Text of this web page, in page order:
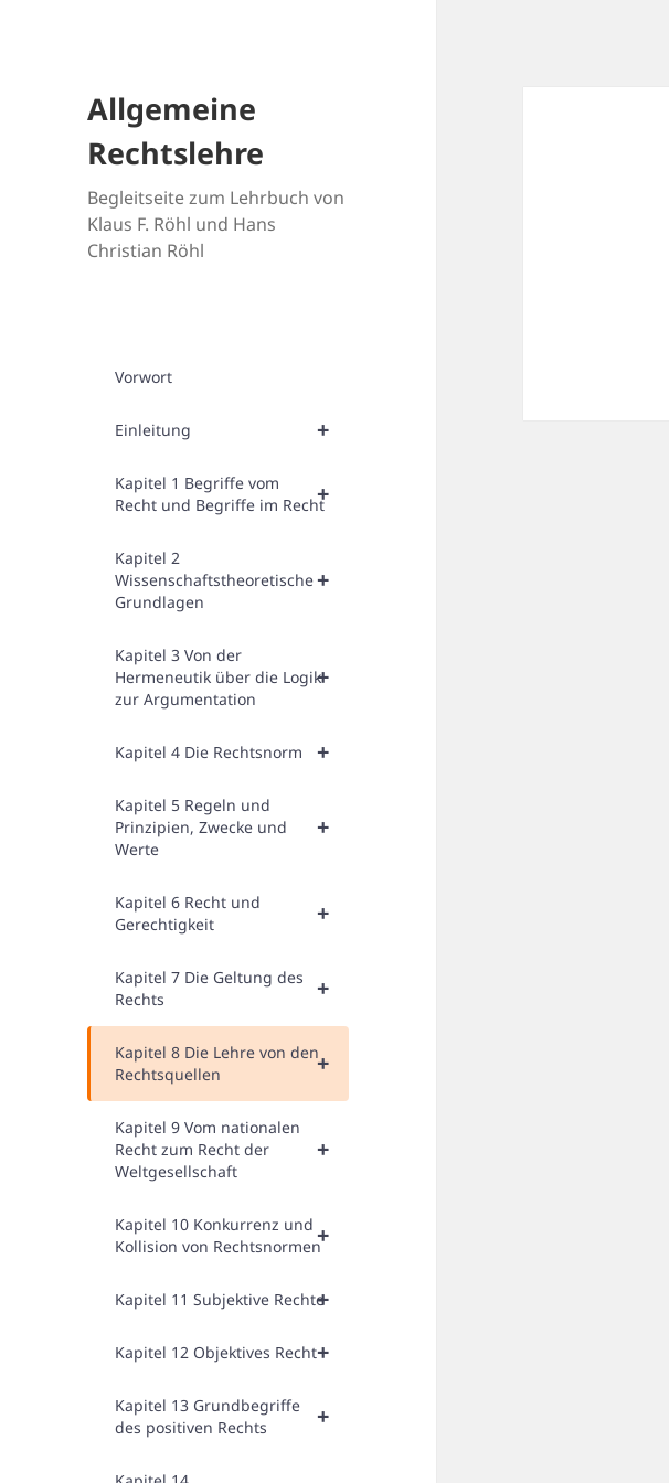
Allgemeine
Rechtslehre
Begleitseite zum Lehrbuch von
Klaus F. Röhl und Hans
Christian Röhl
Vorwort
+
Einleitung
+
Kapitel 1 Begriffe vom
Recht und Begriffe im Recht
+
Kapitel 2
Wissenschaftstheoretische
Grundlagen
+
Kapitel 3 Von der
Hermeneutik über die Logik
zur Argumentation
+
Kapitel 4 Die Rechtsnorm
+
Kapitel 5 Regeln und
Prinzipien, Zwecke und
Werte
+
Kapitel 6 Recht und
Gerechtigkeit
+
Kapitel 7 Die Geltung des
Rechts
+
Kapitel 8 Die Lehre von den
Rechtsquellen
+
Kapitel 9 Vom nationalen
Recht zum Recht der
Weltgesellschaft
+
Kapitel 10 Konkurrenz und
Kollision von Rechtsnormen
+
Kapitel 11 Subjektive Rechte
+
Kapitel 12 Objektives Recht
+
Kapitel 13 Grundbegriffe
des positiven Rechts